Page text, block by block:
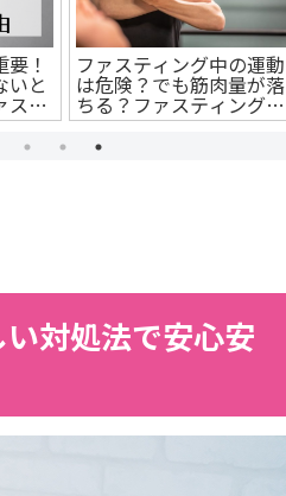
！
いと
ステ
底解
ファスティング中の運動
は危険？でも筋肉量が落
ちる？ファスティング期
間中の運動と体への影響
について解説します。
対処法で安心安